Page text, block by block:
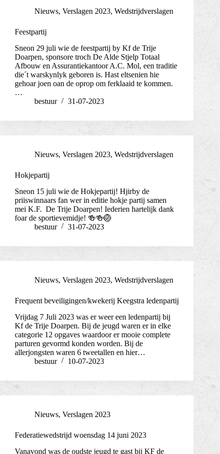
Nieuws, Verslagen 2023, Wedstrijdverslagen
Feestpartij
Sneon 29 juli wie de feestpartij by Kf de Trije
Doarpen, sponsore troch De Alde Stjelp Totaal
Afbouw en Assurantiekantoor A.C. Mol, een traditie
die´t warskynlyk geboren is. Hast eltsenien hie
gehoar joen oan de oprop om ferklaaid te kommen.
…
bestuur
31-07-2023
Nieuws, Verslagen 2023, Wedstrijdverslagen
Hokjepartij
Sneon 15 juli wie de Hokjepartij! Hjirby de
priiswinnaars fan wer in editie hokje partij samen
mei K.F. De Trije Doarpen! Iederien hartelijk dank
foar de sportievemidje! 🍻🍻🏐
bestuur
31-07-2023
Nieuws, Verslagen 2023, Wedstrijdverslagen
Frequent beveiligingen/kwekerij Keegstra ledenpartij
Vrijdag 7 Juli 2023 was er weer een ledenpartij bij
Kf de Trije Doarpen. Bij de jeugd waren er in elke
categorie 12 opgaves waardoor er mooie complete
parturen gevormd konden worden. Bij de
allerjongsten waren 6 tweetallen en hier…
bestuur
10-07-2023
Nieuws, Verslagen 2023
Federatiewedstrijd woensdag 14 juni 2023
Vanavond was de oudste jeugd te gast bij KF de